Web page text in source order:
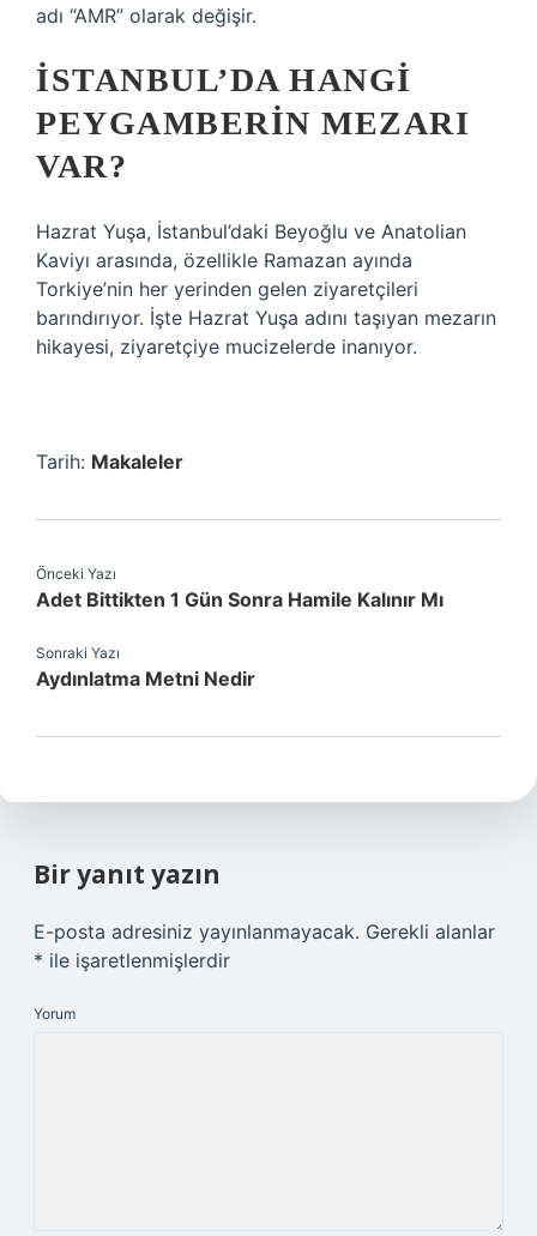
adı “AMR” olarak değişir.
İSTANBUL’DA HANGI
PEYGAMBERIN MEZARI
VAR?
Hazrat Yuşa, İstanbul’daki Beyoğlu ve Anatolian
Kaviyı arasında, özellikle Ramazan ayında
Torkiye’nin her yerinden gelen ziyaretçileri
barındırıyor. İşte Hazrat Yuşa adını taşıyan mezarın
hikayesi, ziyaretçiye mucizelerde inanıyor.
Tarih: Makaleler
Önceki Yazı
Adet Bittikten 1 Gün Sonra Hamile Kalınır Mı
Sonraki Yazı
Aydınlatma Metni Nedir
Bir yanıt yazın
E-posta adresiniz yayınlanmayacak. Gerekli alanlar
* ile işaretlenmişlerdir
Yorum